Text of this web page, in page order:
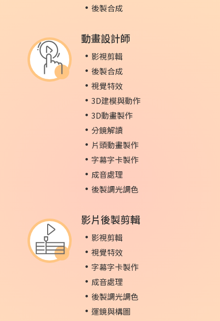
後製合成
動畫設計師
影視剪輯
後製合成
視覺特效
3D建模與動作
3D動畫製作
分鏡解讀
片頭動畫製作
字幕字卡製作
成音處理
後製調光調色
影片後製剪輯
影視剪輯
視覺特效
字幕字卡製作
成音處理
後製調光調色
運鏡與構圖